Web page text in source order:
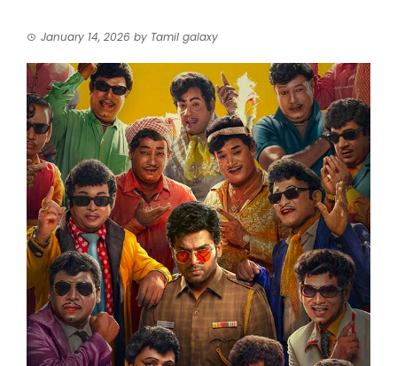
January 14, 2026 by Tamil galaxy